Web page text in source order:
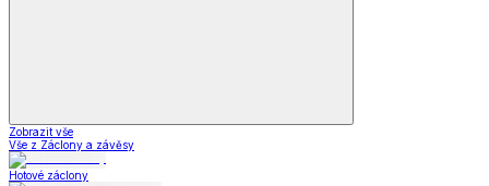
Zobrazit vše
Vše z Záclony a závěsy
Hotové záclony